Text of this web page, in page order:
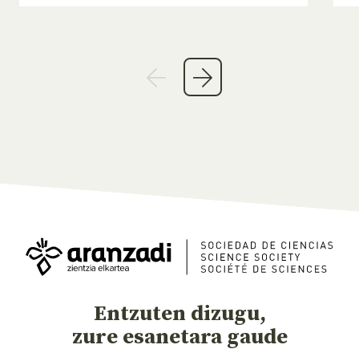
Entzuten dizugu,
zure esanetara gaude